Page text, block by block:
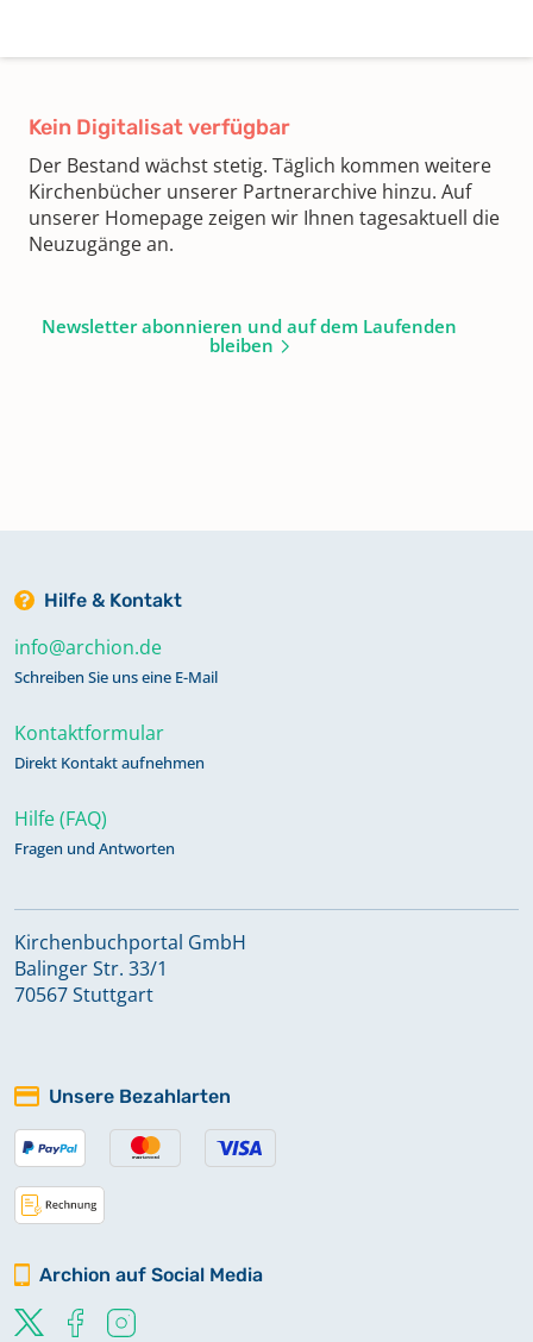
Kein Digitalisat verfügbar
Der Bestand wächst stetig. Täglich kommen weitere
Kirchenbücher unserer Partnerarchive hinzu. Auf
unserer Homepage zeigen wir Ihnen tagesaktuell die
Neuzugänge an.
Newsletter abonnieren und auf dem Laufenden
bleiben
Hilfe & Kontakt
info@archion.de
Schreiben Sie uns eine E-Mail
Kontaktformular
Direkt Kontakt aufnehmen
Hilfe (FAQ)
Fragen und Antworten
Kirchenbuchportal GmbH
Balinger Str. 33/1
70567 Stuttgart
Unsere Bezahlarten
Archion auf Social Media